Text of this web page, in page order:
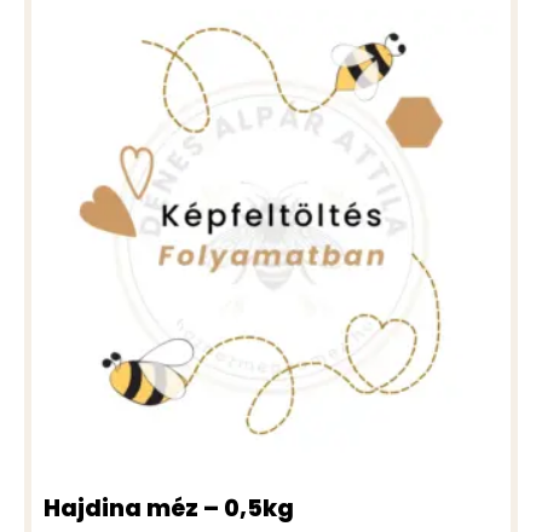
Hajdina méz – 0,5kg